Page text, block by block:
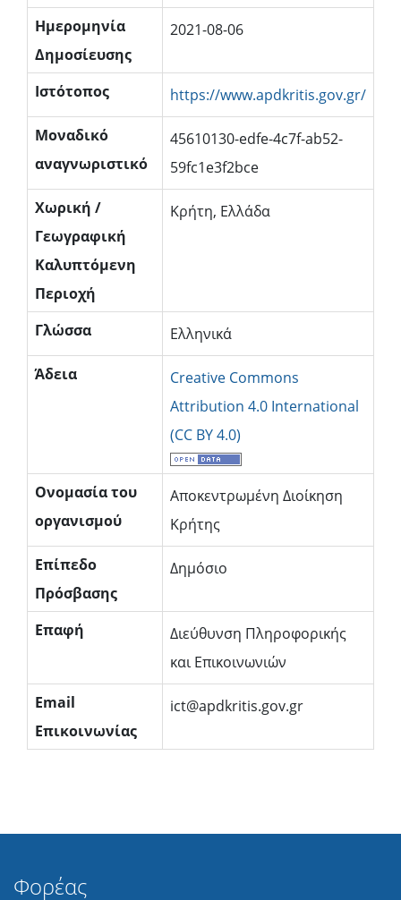
Ημερομηνία
Δημοσίευσης
2021-08-06
Ιστότοπος https://www.apdkritis.gov.gr/
Μοναδικό
αναγνωριστικό
45610130-edfe-4c7f-ab52-
59fc1e3f2bce
Χωρική /
Γεωγραφική
Καλυπτόμενη
Περιοχή
Κρήτη, Ελλάδα
Γλώσσα Ελληνικά
Άδεια
Creative Commons
Attribution 4.0 International
(CC BY 4.0)
Oνομασία του
οργανισμού
Αποκεντρωμένη Διοίκηση
Κρήτης
Επίπεδο
Πρόσβασης
Δημόσιο
Επαφή
Διεύθυνση Πληροφορικής
και Επικοινωνιών
Email
Επικοινωνίας
ict@apdkritis.gov.gr
Φορέας